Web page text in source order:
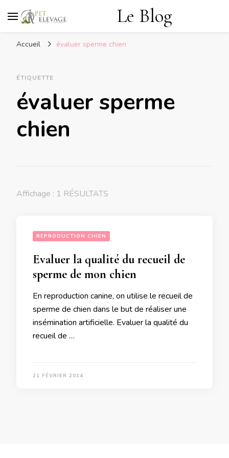
Le Blog
Accueil évaluer sperme chien
ÉTIQUETTE
évaluer sperme
chien
Affichage : 1 RÉSULTATS
REPRODUCTION CHIEN
Evaluer la qualité du recueil de
sperme de mon chien
En reproduction canine, on utilise le recueil de
sperme de chien dans le but de réaliser une
insémination artificielle. Evaluer la qualité du
recueil de …
21 FÉVRIER 2014